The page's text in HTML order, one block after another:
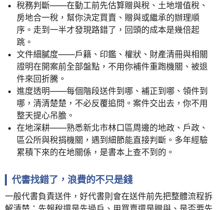
稅務判斷——在動工前先估算贈與稅、土地增值稅、
房地合一稅，幫你決定買賣、贈與或繼承的辦理順
序。走到一半才發現路錯了，回頭的成本是幾倍起
跳。
文件細膩度——戶籍、印鑑、權狀、財產清冊與相關
證明在開案前全部盤點，不用你補件重跑機關、被退
件來回折騰。
進度透明——每個階段送件到哪、補正到哪、領件到
哪，清清楚楚，不必反覆追問。案件交出去，你不用
整天提心吊膽。
在地深耕——熟悉新北市林口區周邊的地政、戶政、
區公所與稅捐機關，遇到細節能直接判斷。多年經驗
累積下來的在地關係，是書本上查不到的。
代書找錯了，浪費的不只是錢
一般代書負責送件，好代書則會在送件前先把整體流程拆